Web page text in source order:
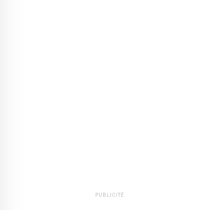
PUBLICITÉ